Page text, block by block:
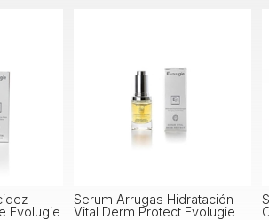
Evolugie
Serum Arrugas Hidratación
Vital Derm Protect Evolugie